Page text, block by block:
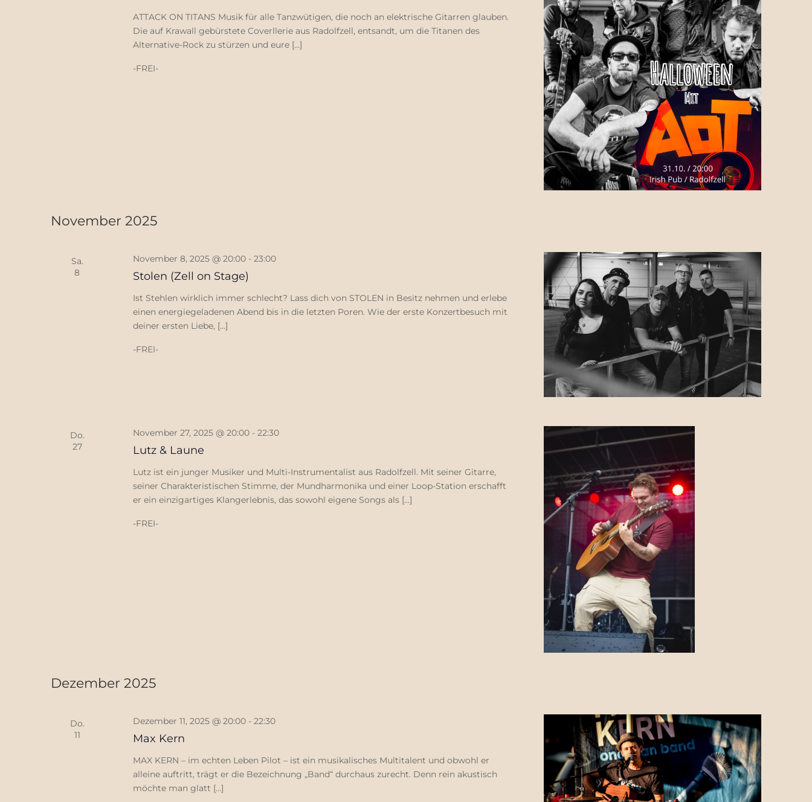
ATTACK ON TITANS Musik für alle Tanzwütigen, die noch an elektrische Gitarren glauben.
Die auf Krawall gebürstete Coverllerie aus Radolfzell, entsandt, um die Titanen des
Alternative-Rock zu stürzen und eure […]
-FREI-
November 2025
Sa.
8
Stolen (Zell on Stage)
November 8, 2025 @ 20:00- 23:00
Ist Stehlen wirklich immer schlecht? Lass dich von STOLEN in Besitz nehmen und erlebe
einen energiegeladenen Abend bis in die letzten Poren. Wie der erste Konzertbesuch mit
deiner ersten Liebe, […]
-FREI-
Do.
27
Lutz & Laune
November 27, 2025 @ 20:00- 22:30
Lutz ist ein junger Musiker und Multi-Instrumentalist aus Radolfzell. Mit seiner Gitarre,
seiner Charakteristischen Stimme, der Mundharmonika und einer Loop-Station erschafft
er ein einzigartiges Klangerlebnis, das sowohl eigene Songs als […]
-FREI-
Dezember 2025
Do.
11
Max Kern
Dezember 11, 2025 @ 20:00- 22:30
MAX KERN – im echten Leben Pilot – ist ein musikalisches Multitalent und obwohl er
alleine auftritt, trägt er die Bezeichnung „Band“ durchaus zurecht. Denn rein akustisch
möchte man glatt […]